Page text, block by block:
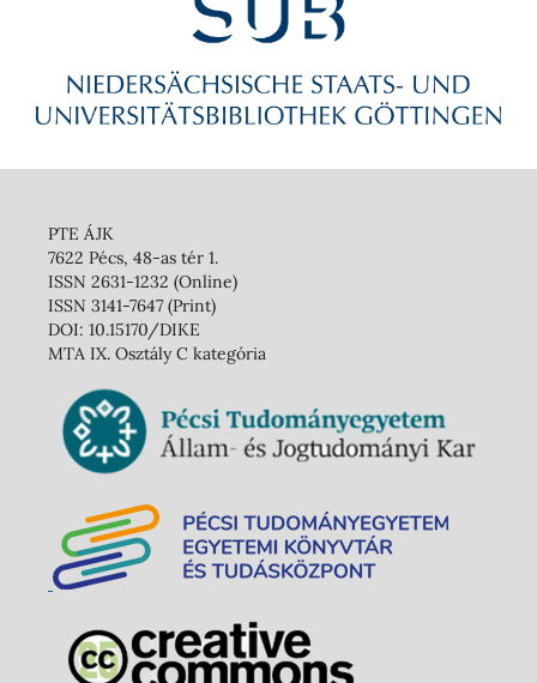
PTE ÁJK
7622 Pécs, 48-as tér 1.
ISSN 2631-1232 (Online)
ISSN 3141-7647 (Print)
DOI: 10.15170/DIKE
MTA IX. Osztály C kategória